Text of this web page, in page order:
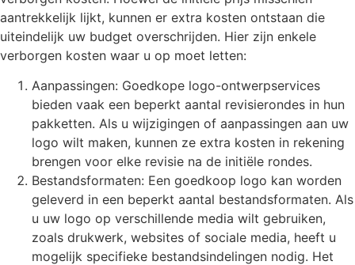
aantrekkelijk lijkt, kunnen er extra kosten ontstaan die
uiteindelijk uw budget overschrijden. Hier zijn enkele
verborgen kosten waar u op moet letten:
Aanpassingen: Goedkope logo-ontwerpservices
bieden vaak een beperkt aantal revisierondes in hun
pakketten. Als u wijzigingen of aanpassingen aan uw
logo wilt maken, kunnen ze extra kosten in rekening
brengen voor elke revisie na de initiële rondes.
Bestandsformaten: Een goedkoop logo kan worden
geleverd in een beperkt aantal bestandsformaten. Als
u uw logo op verschillende media wilt gebruiken,
zoals drukwerk, websites of sociale media, heeft u
mogelijk specifieke bestandsindelingen nodig. Het